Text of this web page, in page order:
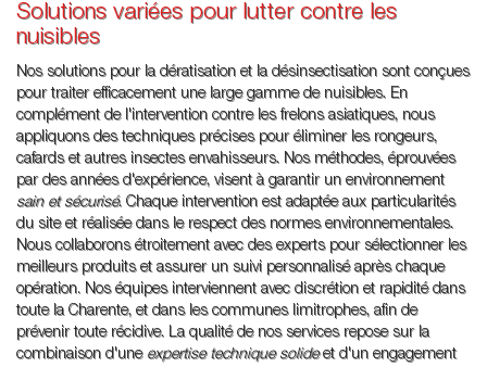
Solutions variées pour lutter contre les
nuisibles
Nos solutions pour la dératisation et la désinsectisation sont conçues
pour traiter efficacement une large gamme de nuisibles. En
complément de l'intervention contre les frelons asiatiques, nous
appliquons des techniques précises pour éliminer les rongeurs,
cafards et autres insectes envahisseurs. Nos méthodes, éprouvées
par des années d'expérience, visent à garantir un environnement
sain et sécurisé. Chaque intervention est adaptée aux particularités
du site et réalisée dans le respect des normes environnementales.
Nous collaborons étroitement avec des experts pour sélectionner les
meilleurs produits et assurer un suivi personnalisé après chaque
opération. Nos équipes interviennent avec discrétion et rapidité dans
toute la Charente, et dans les communes limitrophes, afin de
prévenir toute récidive. La qualité de nos services repose sur la
combinaison d'une expertise technique solideet d'un engagement